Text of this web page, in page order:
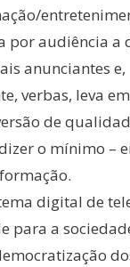
por audiência a
anunciantes e,
verbas, leva
de
o mínimo –
digital de
para a